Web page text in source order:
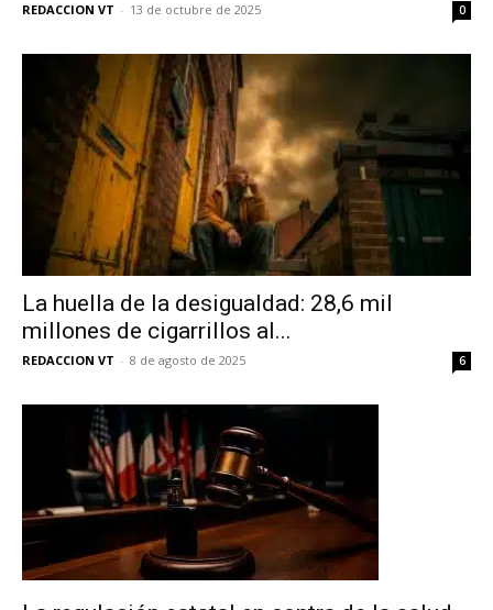
No te pierdas de las
últimas noticias
REDACCION VT - 13 de octubre de 2025 0
La huella de la desigualdad: 28,6 mil
millones de cigarrillos al...
REDACCION VT - 8 de agosto de 2025 6